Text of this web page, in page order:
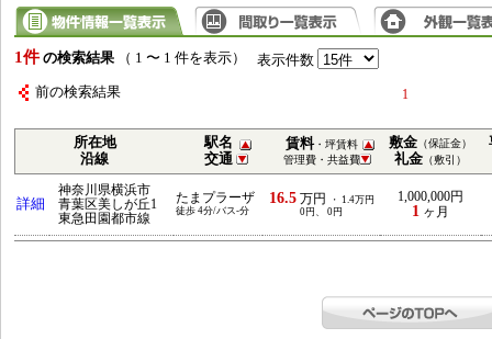
1件 の検索結果 （ 1 〜 1 件を表示） 表示件数
前の検索結果 1
所在地
沿線
駅名
交通
賃料・坪賃料
管理費・共益費
敷金 （保証金）
礼金 （敷引）
詳細
神奈川県横浜市
青葉区美しが丘1
東急田園都市線
たまプラーザ
徒歩 4分/バス-分
16.5万円
・ 1.4万円
0円、 0円
1,000,000円
1 ヶ月